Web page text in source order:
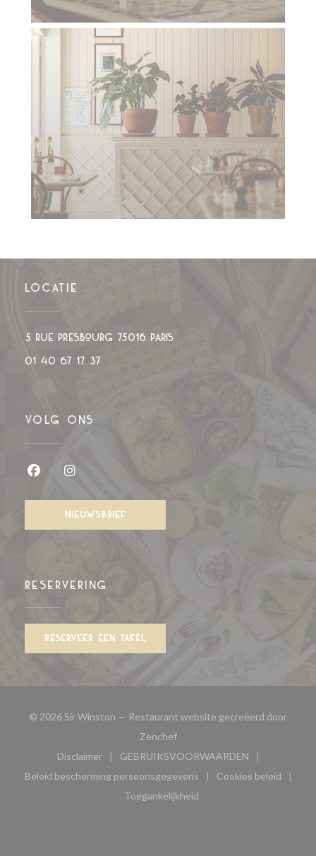
LOCATIE
5 rue Presbourg 75016 PARIS((opent in een nieuw
01 40 67 17 37
VOLG ONS
NIEUWSBRIEF
RESERVERING
RESERVEER EEN TAFEL
© 2026 Sir Winston — Restaurant website gecreëerd door
Zenchef((opent in een nieuw venster))
Disclaimer
((opent in een nieuw venster))
GEBRUIKSVOORWAARDEN
((opent in een nieuw
Beleid bescherming persoonsgegevens
((opent in een nieuw venster))
Cookies beleid
((opent in
Toegankelijkheid
((opent in een nieuw venster))